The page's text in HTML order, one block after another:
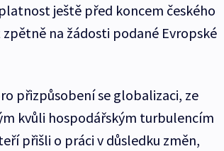
ještě před koncem českého
na žádosti podané Evropské
přizpůsobení se globalizaci, ze
kvůli hospodářským turbulencím
přišli o práci v důsledku změn,